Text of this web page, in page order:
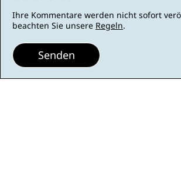
Ihre Kommentare werden nicht sofort
beachten Sie unsere Regeln.
Senden